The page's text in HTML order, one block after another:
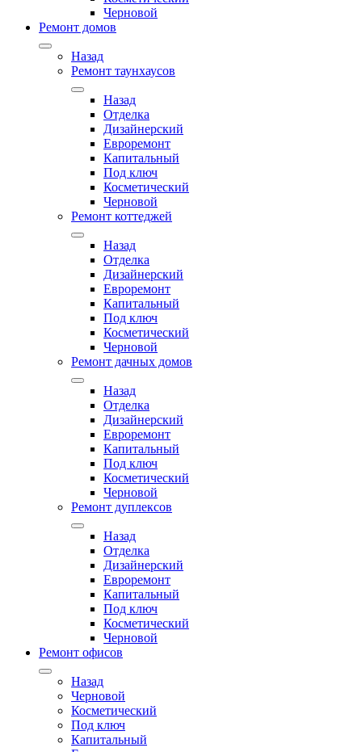
Черновой
Ремонт домов
Назад
Ремонт таунхаусов
Назад
Отделка
Дизайнерский
Евроремонт
Капитальный
Под ключ
Косметический
Черновой
Ремонт коттеджей
Назад
Отделка
Дизайнерский
Евроремонт
Капитальный
Под ключ
Косметический
Черновой
Ремонт дачных домов
Назад
Отделка
Дизайнерский
Евроремонт
Капитальный
Под ключ
Косметический
Черновой
Ремонт дуплексов
Назад
Отделка
Дизайнерский
Евроремонт
Капитальный
Под ключ
Косметический
Черновой
Ремонт офисов
Назад
Черновой
Косметический
Под ключ
Капитальный